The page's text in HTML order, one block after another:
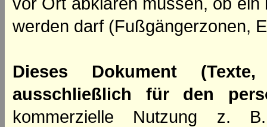
werden darf (Fußgängerzonen,
Dieses Dokument
ausschließlich für den
kommerzielle Nutzung z.